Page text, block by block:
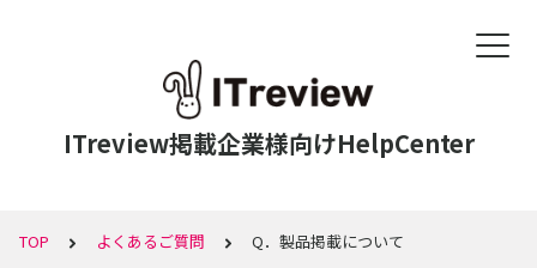
ITreview掲載企業様向けHelpCenter
TOP よくあるご質問 Q．製品掲載について